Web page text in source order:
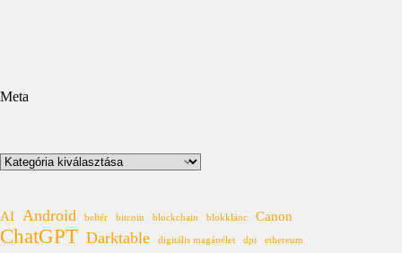
Meta
Kategóriák
AI Android beltér bitcoin blockchain blokklánc Canon
ChatGPT Darktable digitális magánélet dpi ethereum